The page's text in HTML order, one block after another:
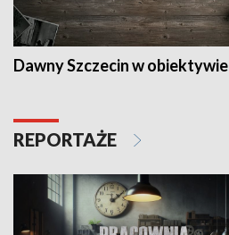
Dawny Szczecin w obiektywie
REPORTAŻE